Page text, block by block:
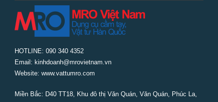
HOTLINE: 090 340 4352
Email: kinhdoanh@mrovietnam.vn
Website: www.vattumro.com
Miền Bắc: D40 TT18, Khu đô thị Văn Quán, Văn Quán, Phúc La,